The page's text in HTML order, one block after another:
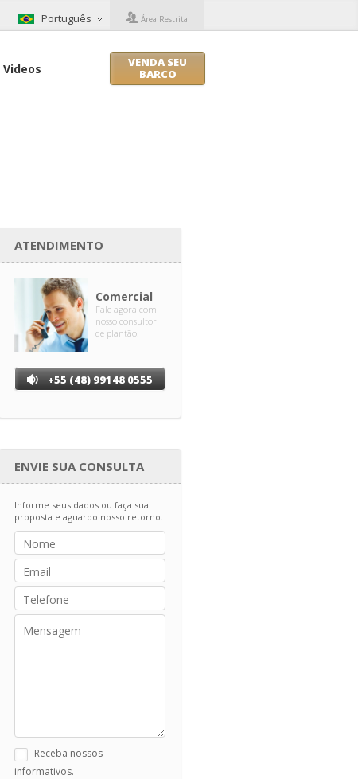
Português Área Restrita
Videos
VENDA SEU
BARCO
ATENDIMENTO
Comercial
Fale agora com
nosso consultor
de plantão.
+55 (48) 99148 0555
ENVIE SUA CONSULTA
Informe seus dados ou faça sua
proposta e aguardo nosso retorno.
Receba nossos
informativos.